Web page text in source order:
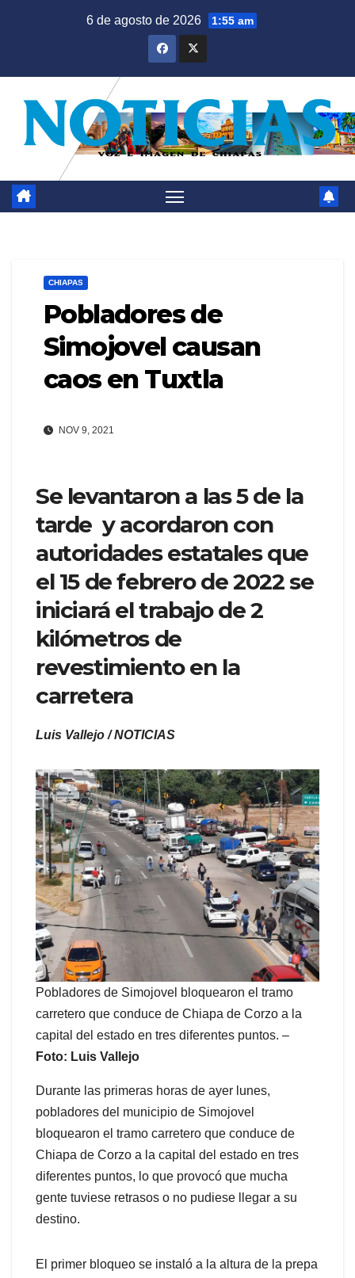
6 de agosto de 2026 1:55 am
CHIAPAS
Pobladores de
Simojovel causan
caos en Tuxtla
NOV 9, 2021
Se levantaron a las 5 de la
tarde y acordaron con
autoridades estatales que
el 15 de febrero de 2022 se
iniciará el trabajo de 2
kilómetros de
revestimiento en la
carretera
Luis Vallejo / NOTICIAS
Pobladores de Simojovel bloquearon el tramo
carretero que conduce de Chiapa de Corzo a la
capital del estado en tres diferentes puntos. –
Foto: Luis Vallejo
Durante las primeras horas de ayer lunes,
pobladores del municipio de Simojovel
bloquearon el tramo carretero que conduce de
Chiapa de Corzo a la capital del estado en tres
diferentes puntos, lo que provocó que mucha
gente tuviese retrasos o no pudiese llegar a su
destino.
El primer bloqueo se instaló a la altura de la prepa